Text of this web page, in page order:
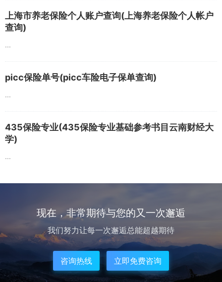
上海市养老保险个人账户查询(上海养老保险个人帐户
查询)
...
picc保险单号(picc车险电子保单查询)
...
435保险专业(435保险专业基础参考书目云南财经大
学)
...
现在，非常期待与您的又一次邂逅
我们努力让每一次邂逅总能超越期待
咨询热线 立即免费咨询